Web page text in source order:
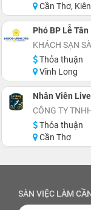
Cần Thơ, Kiên Giang, Hậu
Phó BP Lễ
KHÁCH SẠN
Thỏa thuận
Vĩnh Long
Nhân Viên
CÔNG TY
Thỏa thuận
Cần Thơ
SÀN VIỆC LÀM